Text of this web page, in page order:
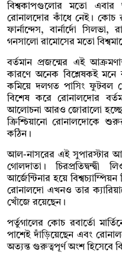
বিশ্বকাপগুলোর মতো এবার
রোনালদোর কাঁধে নেই। কোচ
ফার্নান্দেস, বার্নার্দো
গনসালো রামোসের মতো
বর্তমান প্রজন্মের এই
কারণে অনেক বিশ্লেষকই
কমিয়ে দলগত পাসিং ফুটবল
বিশেষ করে রোনালদোর
আলোচনা আরও জোরালো হচ্ছে।
ক্রিশ্চিয়ানো রোনালদোকে
কঠিন।
আল-নাসরের এই সুপারস্টার
গোলদাতা।
আর্জেন্টিনার হয়ে
রোনালদো এখনও তার
খোঁজে রয়েছেন।
পর্তুগালের কোচ রবার্তো
পাশেই দাঁড়িয়েছেন এবং
অত্যন্ত গুরুত্বপূর্ণ অংশ হিসেবে